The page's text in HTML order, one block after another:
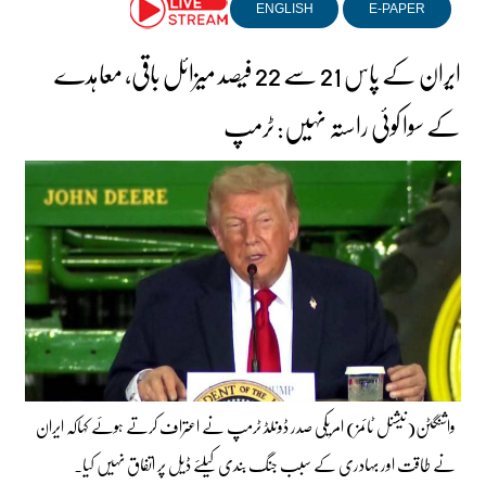
E-PAPER
ENGLISH
ایران کے پاس 21 سے 22 فیصد میزائل باقی، معاہدے
کے سوا کوئی راستہ نہیں: ٹرمپ
واشنگٹن(نیشنل ٹائمز) امریکی صدر ڈونلڈ ٹرمپ نے اعتراف کرتے ہوئے کہاکہ ایران
نے طاقت اور بہادری کے سبب جنگ بندی کیلئے ڈیل پر اتفاق نہیں کیا۔